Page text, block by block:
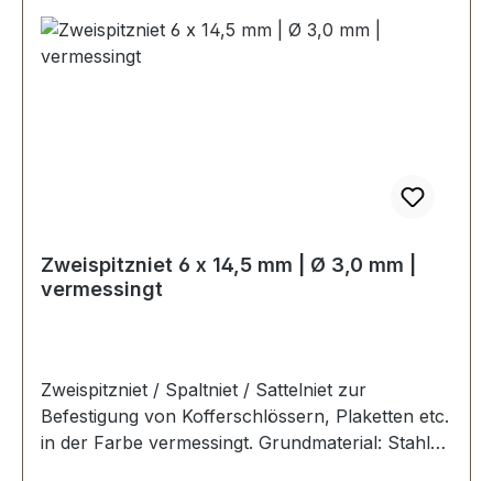
Zweispitzniet 6 x 14,5 mm | Ø 3,0 mm |
vermessingt
Zweispitzniet / Spaltniet / Sattelniet zur
Befestigung von Kofferschlössern, Plaketten etc.
in der Farbe vermessingt. Grundmaterial: Stahl